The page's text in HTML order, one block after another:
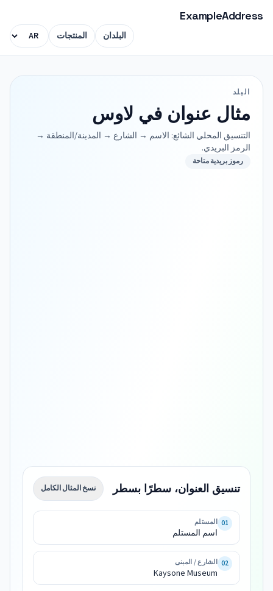
ExampleAddress
البلدان المنتجات
البلد
مثال عنوان في لاوس
التنسيق المحلي الشائع: الاسم → الشارع → المدينة/المنطقة →
الرمز البريدي.
رموز بريدية متاحة
تنسيق العنوان، سطرًا بسطر نسخ المثال الكامل
Kaysone
ໄຊ
ເສດ
01 المستلم
اسم المستلم
02 الشارع / المبنى
Kaysone Museum